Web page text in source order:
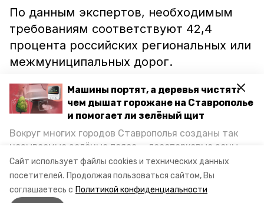
Сайт использует файлы cookies и технических данных
посетителей. Продолжая пользоваться сайтом, Вы
соглашаетесь с Политикой конфиденциальности
Машины портят, а деревья чистят:
чем дышат горожане на Ставрополье
и помогает ли зелёный щит
Вокруг многих городов Ставрополья созданы так
называемые зелёные пояса — лесопарковые зоны,
снижающие негативное воздействие выхлопных
газов на атмосферу. Справляются ли они с
постоянно растущим потоком автотранспорта и
каким воздухом дышат жители края, узнала
По данным экспертов, необходимым
требованиям соответствуют 42,4
процента российских региональных или
межмуниципальных дорог.
Напомним, до этого большой дорожный
ремонтпровелив Шпаковском районе.
Липовчанский — Темнолесская, где
привели в порядок 23 километра
проезжей части.